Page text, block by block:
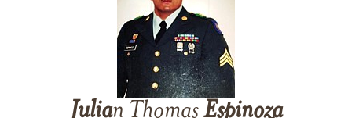
Julian ThomasEspinoza